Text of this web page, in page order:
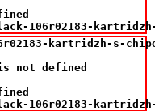
106r02183-
kartridzh-s-
not defined
106r02183-